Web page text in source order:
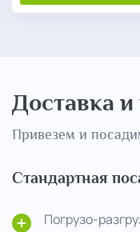
Доставка и
Привезем и
Стандартная
Погрузо-